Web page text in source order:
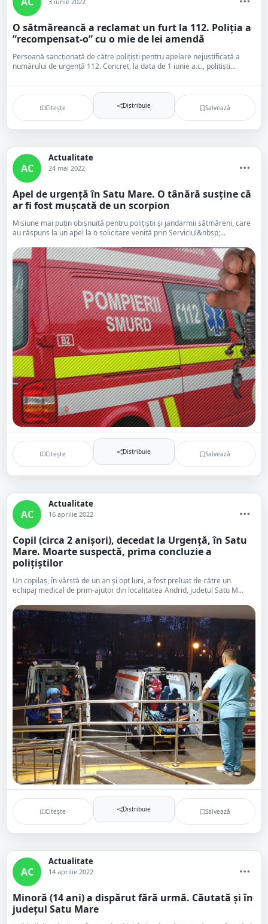
O sătmăreancă a reclamat un furt la 112. Poliția a
”recompensat-o” cu o mie de lei amendă
Persoană sancționată de către polițiști pentru apelare nejustificată a
numărului de urgență 112. Concret, la data de 1 iunie a.c., polițiști...
Citește Distribuie Salvează
AC
Actualitate
24 mai 2022
Apel de urgență în Satu Mare. O tânără susține că
ar fi fost mușcată de un scorpion
Misiune mai puțin obișnuită pentru polițiștii și jandarmii sătmăreni, care
au răspuns la un apel la o solicitare venită prin Serviciul&nbsp;...
Citește Distribuie Salvează
AC
Actualitate
16 aprilie 2022
Copil (circa 2 anișori), decedat la Urgență, în Satu
Mare. Moarte suspectă, prima concluzie a
polițiștilor
Un copilaș, în vârstă de un an și opt luni, a fost preluat de către un
echipaj medical de prim-ajutor din localitatea Andrid, județul Satu M...
Citește Distribuie Salvează
AC
Actualitate
14 aprilie 2022
Minoră (14 ani) a dispărut fără urmă. Căutată și în
județul Satu Mare